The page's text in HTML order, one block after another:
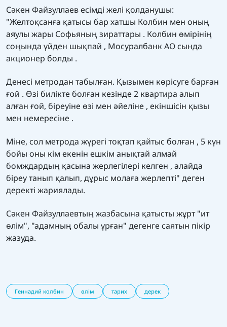
Сәкен Файзуллаев есімді желі қолданушы:
"Желтоқсанға қатысы бар хатшы Колбин мен оның
аяулы жары Софьяның зираттары . Колбин өмірінің
соңында үйден шықпай , Мосуралбанк АО сында
акционер болды .
Денесі метродан табылған. Қызымен көрісуге барған
ғой . Өзі билікте болған кезінде 2 квартира алып
алған ғой, біреуіне өзі мен әйеліне , екіншісін қызы
мен немересіне .
Міне, сол метрода жүрегі тоқтап қайтыс болған , 5 күн
бойы оны кім екенін ешкім анықтай алмай
бомждардың қасына жерлегілері келген , алайда
біреу танып қалып, дұрыс молаға жерлепті" деген
деректі жариялады.
Сәкен Файзуллаевтың жазбасына қатысты жұрт "ит
өлім", "адамның обалы ұрған" дегенге саятын пікір
жазуда.
Геннадий колбин өлім тарих дерек